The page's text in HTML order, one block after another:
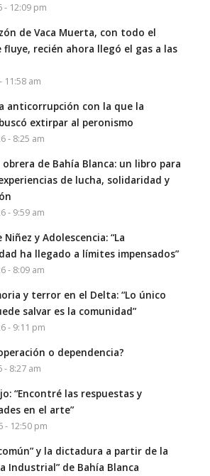
- 12:09 pm
de Vaca Muerta, con todo el
fluye, recién ahora llegó el gas a las
11:58 am
anticorrupción con la que la
extirpar al peronismo
- 8:25 am
de Bahía Blanca: un libro para
de lucha, solidaridad y
- 9:59 am
Niñez y Adolescencia: “La
ha llegado a límites impensados”
- 8:09 am
y terror en el Delta: “Lo único
salvar es la comunidad”
- 9:11 pm
o dependencia?
- 8:27 am
“Encontré las respuestas y
en el arte”
- 12:50 pm
y la dictadura a partir de la
Industrial” de Bahía Blanca